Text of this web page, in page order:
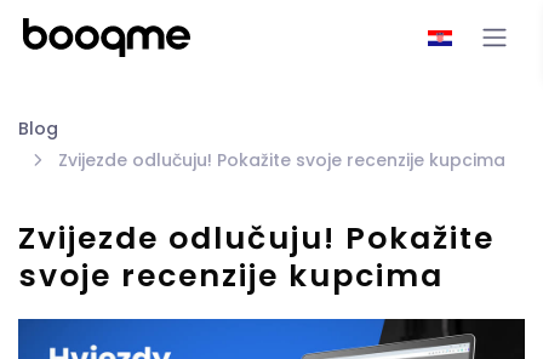
Blog
Zvijezde odlučuju! Pokažite svoje recenzije kupcima
Zvijezde odlučuju! Pokažite
svoje recenzije kupcima